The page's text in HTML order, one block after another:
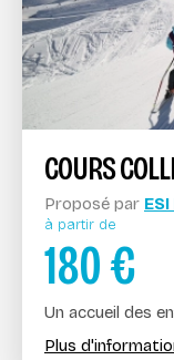
COURS
Proposé par
à partir de
180€
Un accueil des
Plus